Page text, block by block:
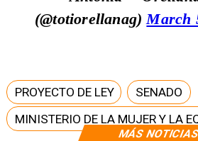
MÁS NOTICIAS
(@totiorellanag)March
PROYECTO DE LEY
SENADO
MINISTERIO DE LA MUJER Y LA